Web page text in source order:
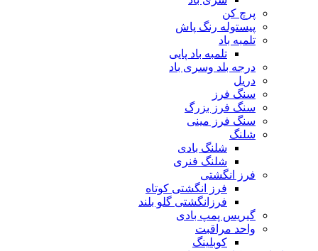
پرچ کن
پیستوله رنگ پاش
تلمبه باد
تلمبه باد پایی
درجه بلد وسری باد
دریل
سنگ فرز
سنگ فرز بزرگ
سنگ فرز مینی
شلنگ
شلنگ بادی
شلنگ فنری
فرز انگشتی
فرز انگشتی کوتاه
فرزانگشتی گلو بلند
گیریس پمپ بادی
واحد مراقبت
کوبلینگ